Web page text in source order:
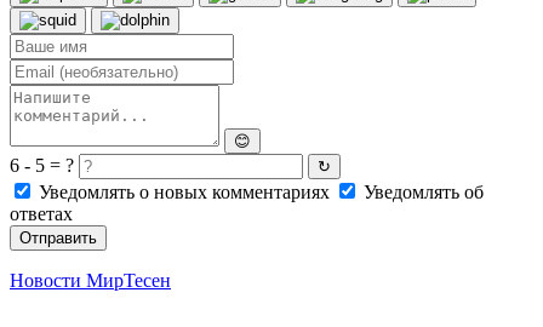
😊
6 - 5 = ? ↻
Уведомлять о новых комментариях
Уведомлять об
ответах
Отправить
Новости МирТесен